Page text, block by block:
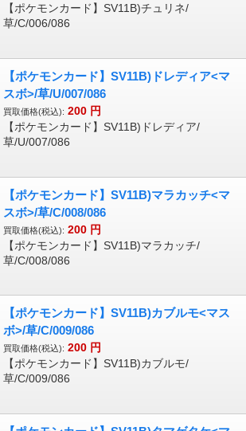
【ポケモンカード】SV11B)チュリネ/
草/C/006/086
【ポケモンカード】SV11B)ドレディア<マ
スボ>/草/U/007/086
買取価格(税込): 200 円
【ポケモンカード】SV11B)ドレディア/
草/U/007/086
【ポケモンカード】SV11B)マラカッチ<マ
スボ>/草/C/008/086
買取価格(税込): 200 円
【ポケモンカード】SV11B)マラカッチ/
草/C/008/086
【ポケモンカード】SV11B)カブルモ<マス
ボ>/草/C/009/086
買取価格(税込): 200 円
【ポケモンカード】SV11B)カブルモ/
草/C/009/086